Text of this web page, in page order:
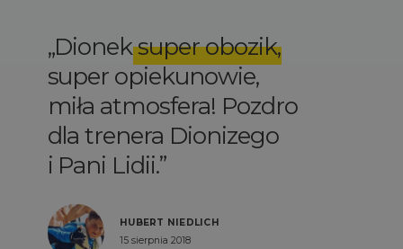
Dioneksuper obozik,
super opiekunowie,
miła atmosfera! Pozdro
dla trenera Dionizego
i Pani Lidii.
HUBERT NIEDLICH
15 sierpnia 2018